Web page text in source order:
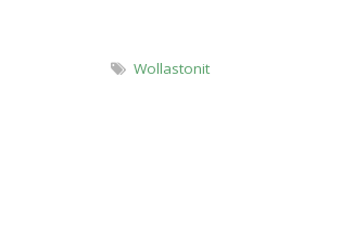
Wollastonit